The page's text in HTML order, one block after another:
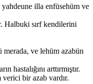
illa enfüsehüm ve
Halbuki sırf kendilerini
ve lehüm azabün
hastalığını arttırmıştır.
verici bir azab vardır.